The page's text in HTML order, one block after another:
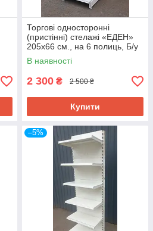
Торгові односторонні
(пристінні) стелажі «ЕДЕН»
205х66 см., на 6 полиць, Б/у
В наявності
2 300 ₴ 2 500 ₴
Купити
–5%